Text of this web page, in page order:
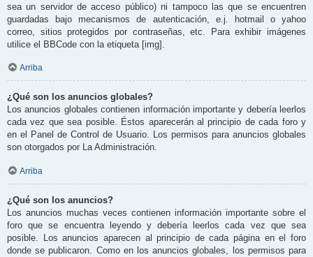
sea un servidor de acceso público) ni tampoco las que se encuentren
guardadas bajo mecanismos de autenticación, e.j. hotmail o yahoo
correo, sitios protegidos por contraseñas, etc. Para exhibir imágenes
utilice el BBCode con la etiqueta [img].
Arriba
¿Qué son los anuncios globales?
Los anuncios globales contienen información importante y debería leerlos
cada vez que sea posible. Éstos aparecerán al principio de cada foro y
en el Panel de Control de Usuario. Los permisos para anuncios globales
son otorgados por La Administración.
Arriba
¿Qué son los anuncios?
Los anuncios muchas veces contienen información importante sobre el
foro que se encuentra leyendo y debería leerlos cada vez que sea
posible. Los anuncios aparecen al principio de cada página en el foro
donde se publicaron. Como en los anuncios globales, los permisos para